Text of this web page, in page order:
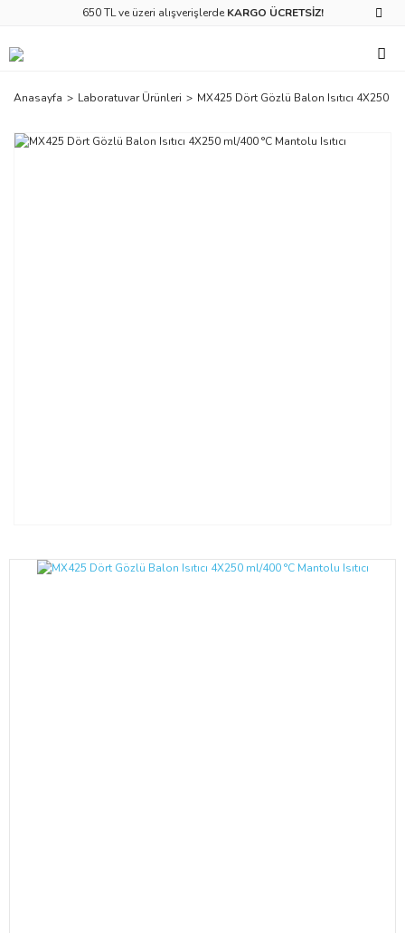
650 TL ve üzeri alışverişlerde KARGO ÜCRETSİZ!
Anasayfa Laboratuvar Ürünleri MX425 Dört Gözlü Balon Isıtıcı 4X250